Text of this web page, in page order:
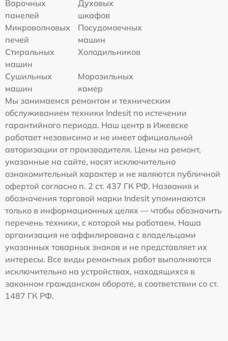
Варочных
панелей
Духовых
шкафов
Микроволновых
печей
Посудомоечных
машин
Стиральных
машин
Холодильников
Сушильных
машин
Морозильных
камер
Мы занимаемся ремонтом и техническим
обслуживанием техники Indesit по истечении
гарантийного периода. Наш центр в Ижевске
работает независимо и не имеет официальной
авторизации от производителя. Цены на ремонт,
указанные на сайте, носят исключительно
ознакомительный характер и не являются публичной
офертой согласно п. 2 ст. 437 ГК РФ. Названия и
обозначения торговой марки Indesit упоминаются
только в информационных целях — чтобы обозначить
перечень техники, с которой мы работаем. Наша
организация не аффилирована с владельцами
указанных товарных знаков и не представляет их
интересы. Все виды ремонтных работ выполняются
исключительно на устройствах, находящихся в
законном гражданском обороте, в соответствии со ст.
1487 ГК РФ.